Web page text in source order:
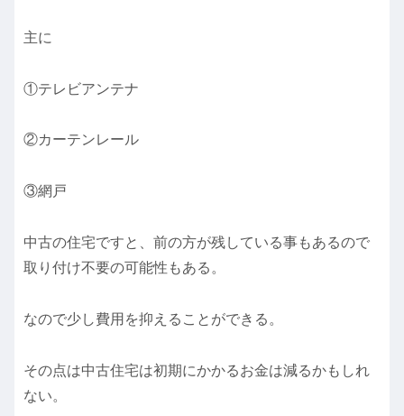
主に
①テレビアンテナ
②カーテンレール
③網戸
中古の住宅ですと、前の方が残している事もあるので
取り付け不要の可能性もある。
なので少し費用を抑えることができる。
その点は中古住宅は初期にかかるお金は減るかもしれ
ない。